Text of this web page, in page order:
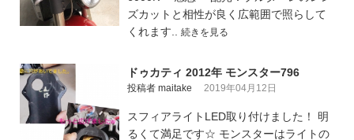
ズカットと相性が良く広範囲で照らして
くれます.. 続きを見る
ドゥカティ 2012年 モンスター796
投稿者 maitake 2019年04月12日
スフィアライトLED取り付けました！ 明
るくて満足です☆ モンスターはライトの